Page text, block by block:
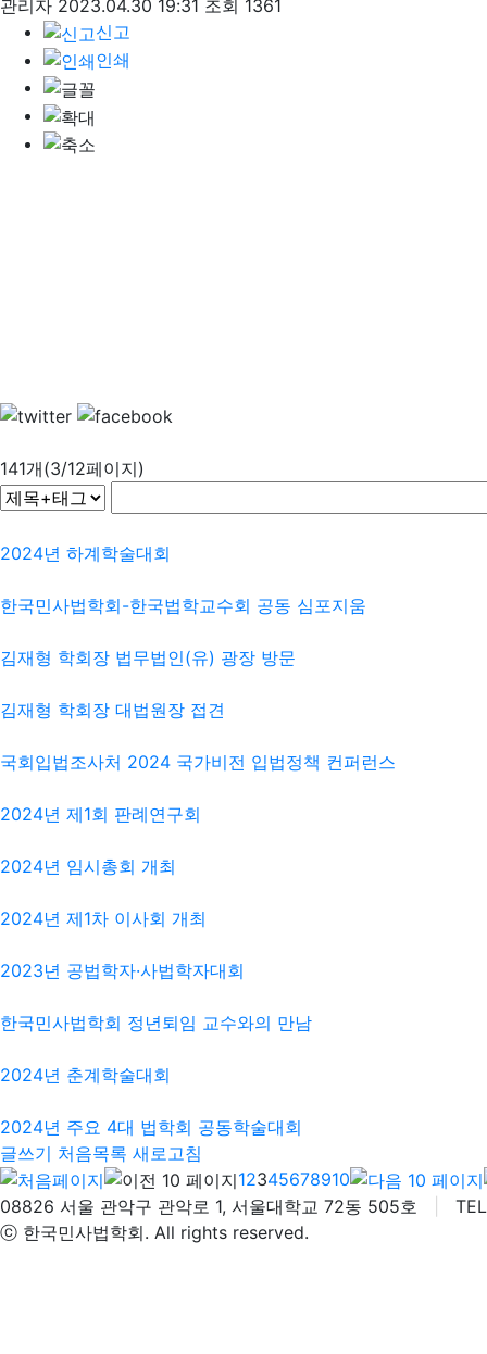
관리자 2023.04.30 19:31 조회 1361
신고
인쇄
141개(3/12페이지)
2024년 하계학술대회
한국민사법학회-한국법학교수회 공동 심포지움
김재형 학회장 법무법인(유) 광장 방문
김재형 학회장 대법원장 접견
국회입법조사처 2024 국가비전 입법정책 컨퍼런스
2024년 제1회 판례연구회
2024년 임시총회 개최
2024년 제1차 이사회 개최
2023년 공법학자·사법학자대회
한국민사법학회 정년퇴임 교수와의 만남
2024년 춘계학술대회
2024년 주요 4대 법학회 공동학술대회
글쓰기 처음목록 새로고침
12345678910
08826 서울 관악구 관악로 1, 서울대학교 72동 505호
ⓒ 한국민사법학회. All rights reserved.